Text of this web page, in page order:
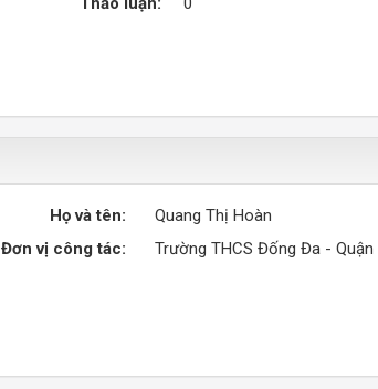
Họ và tên:
Quang Thị Hoàn
Đơn vị công tác:
Trường THCS Đống Đa -